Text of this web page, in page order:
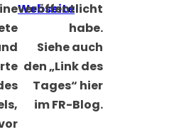
Webseite
veröffentlicht
habe.
Siehe auch
den „Link des
Tages“ hier
im FR-Blog.